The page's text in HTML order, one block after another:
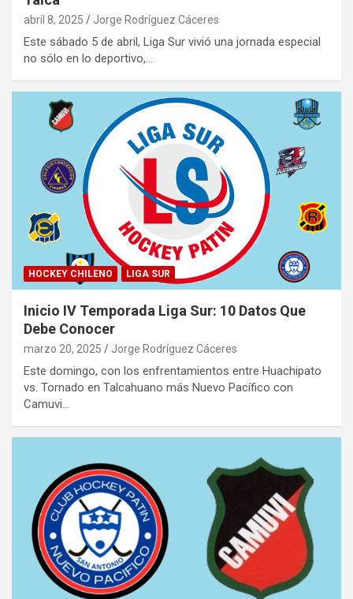
abril 8, 2025 Jorge Rodríguez Cáceres
Este sábado 5 de abril, Liga Sur vivió una jornada especial
no sólo en lo deportivo,…
HOCKEY CHILENO LIGA SUR
Inicio IV Temporada Liga Sur: 10 Datos Que
Debe Conocer
marzo 20, 2025 Jorge Rodríguez Cáceres
Este domingo, con los enfrentamientos entre Huachipato
vs. Tornado en Talcahuano más Nuevo Pacífico con
Camuvi…